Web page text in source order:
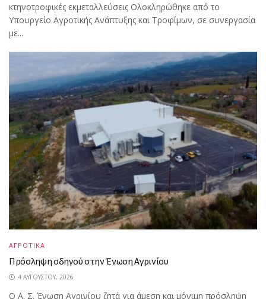
κτηνοτροφικές εκμεταλλεύσεις Ολοκληρώθηκε από το
Υπουργείο Αγροτικής Ανάπτυξης και Τροφίμων, σε συνεργασία
με...
ΑΓΡΟΤΙΚΑ
Πρόσληψη οδηγού στην Ένωση Αγρινίου
4 ΑΥΓΟΎΣΤΟΥ, 2026
Ο Α. Σ. Ένωση Αγρινίου ζητά για άμεση και μόνιμη πρόσληψη